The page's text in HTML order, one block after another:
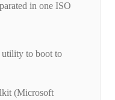
in one ISO
to boot to
(Microsoft